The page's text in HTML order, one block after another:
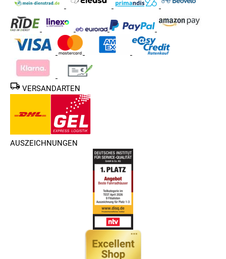
VERSANDARTEN
AUSZEICHNUNGEN